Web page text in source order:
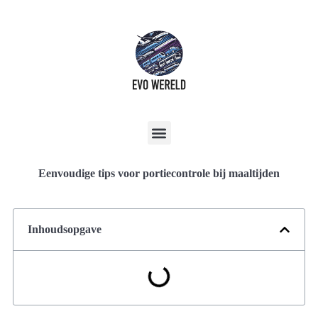
Eenvoudige tips voor portiecontrole bij maaltijden
Inhoudsopgave